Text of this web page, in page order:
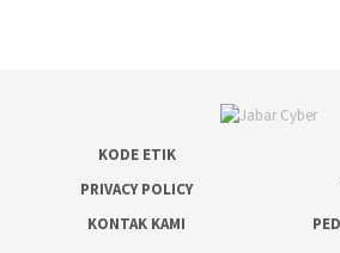
KODE ETIK
PRIVACY POLICY
KONTAK KAMI